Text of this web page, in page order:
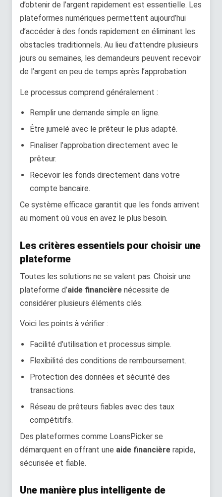
d’obtenir de l’argent rapidement est essentielle. Les
plateformes numériques permettent aujourd’hui
d’accéder à des fonds rapidement en éliminant les
obstacles traditionnels. Au lieu d’attendre plusieurs
jours ou semaines, les demandeurs peuvent recevoir
de l’argent en peu de temps après l’approbation.
Le processus comprend généralement :
Remplir une demande simple en ligne.
Être jumelé avec le prêteur le plus adapté.
Finaliser l’approbation directement avec le
prêteur.
Recevoir les fonds directement dans votre
compte bancaire.
Ce système efficace garantit que les fonds arrivent
au moment où vous en avez le plus besoin.
Les critères essentiels pour choisir une
plateforme
Toutes les solutions ne se valent pas. Choisir une
plateforme d’aide financière nécessite de
considérer plusieurs éléments clés.
Voici les points à vérifier :
Facilité d’utilisation et processus simple.
Flexibilité des conditions de remboursement.
Protection des données et sécurité des
transactions.
Réseau de prêteurs fiables avec des taux
compétitifs.
Des plateformes comme LoansPicker se
démarquent en offrant une aide financière rapide,
sécurisée et fiable.
Une manière plus intelligente de